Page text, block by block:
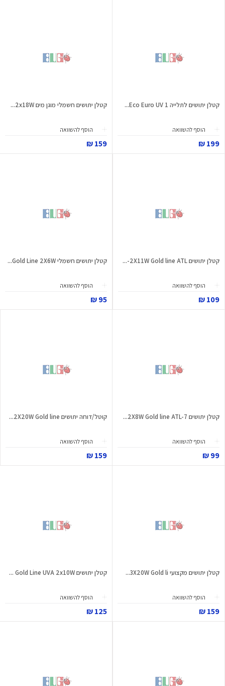
קטלן יתושים לתלייה Eco Euro UV 1...
הוסף להשוואה
199 ₪
קטלן יתושים חשמלי מוגן מים 2x18W...
הוסף להשוואה
159 ₪
קטלן יתושים 2X11W Gold line ATL-...
הוסף להשוואה
109 ₪
קטלן יתושים חשמלי Gold Line 2X6W...
הוסף להשוואה
95 ₪
קטלן יתושים 2X8W Gold line ATL-7...
הוסף להשוואה
99 ₪
קוטל/דוחה יתושים 2X20W Gold line...
הוסף להשוואה
159 ₪
קטלן יתושים מקצועי 3X20W Gold li...
הוסף להשוואה
159 ₪
קטלן יתושים Gold Line UVA 2x10W ...
הוסף להשוואה
125 ₪